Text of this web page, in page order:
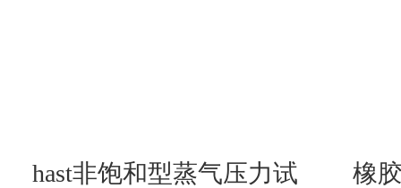
hast非饱和型蒸气压力试
橡